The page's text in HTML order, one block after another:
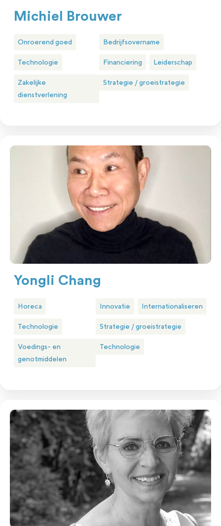
Michiel Brouwer
Onroerend goed
Technologie
Zakelijke
dienstverlening
Bedrijfsovername
Financiering Leiderschap
Strategie / groeistrategie
Yongli Chang
Horeca
Technologie
Voedings- en
genotmiddelen
Innovatie Internationaliseren
Strategie / groeistrategie
Technologie